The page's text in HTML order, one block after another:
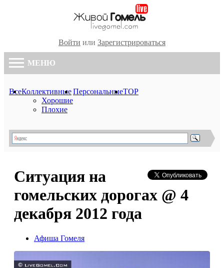
Войти или Зарегистрироваться
МЕНЮ
ВсеКоллективные
Хорошие
Плохие
ПерсональныеTOP
Ситуация на
гомельских дорогах @ 4
декабря 2012 года
Афиша Гомеля